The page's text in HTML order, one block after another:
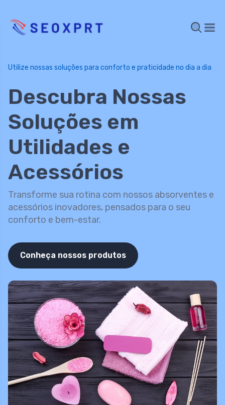
Utilize nossas soluções para conforto e praticidade no dia a dia
Descubra Nossas
Soluções em
Utilidades e
Acessórios
Transforme sua rotina com nossos absorventes e
acessórios inovadores, pensados para o seu
conforto e bem-estar.
Conheça nossos produtos